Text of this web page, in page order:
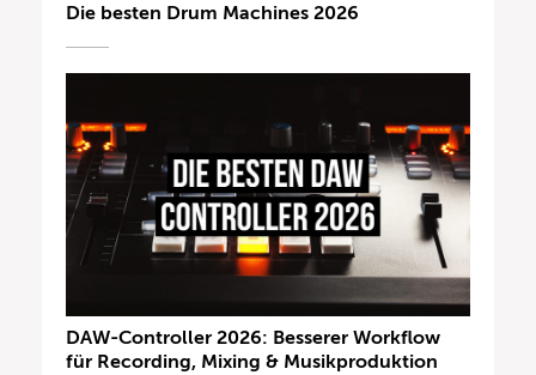
Die besten Drum Machines 2026
DAW-Controller 2026: Besserer Workflow
für Recording, Mixing & Musikproduktion